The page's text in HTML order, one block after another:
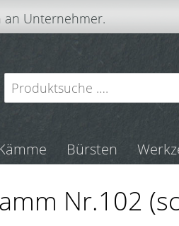
an Unternehmer.
Bürsten
Nr.102